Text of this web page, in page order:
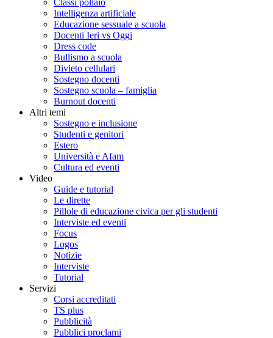
Classi pollaio
Intelligenza artificiale
Educazione sessuale a scuola
Docenti Ieri vs Oggi
Dress code
Bullismo a scuola
Divieto cellulari
Sostegno docenti
Sostegno scuola – famiglia
Burnout docenti
Altri temi
Sostegno e inclusione
Studenti e genitori
Estero
Università e Afam
Cultura ed eventi
Video
Guide e tutorial
Le dirette
Pillole di educazione civica per gli studenti
Interviste ed eventi
Focus
Logos
Notizie
Interviste
Tutorial
Servizi
Corsi accreditati
TS plus
Pubblicità
Pubblici proclami